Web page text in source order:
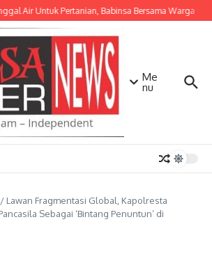
Air Untuk Pertanian, Babinsa Bersama Warga
Me
nu
/ Lawan Fragmentasi Global, Kapolresta
Sebagai ‘Bintang Penuntun’ di